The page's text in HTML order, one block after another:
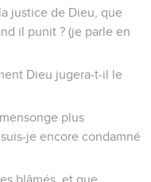
justice de Dieu, que
il punit ? (je parle en
Dieu jugera-t-il le
plus
je encore condamné
blâmés, et que